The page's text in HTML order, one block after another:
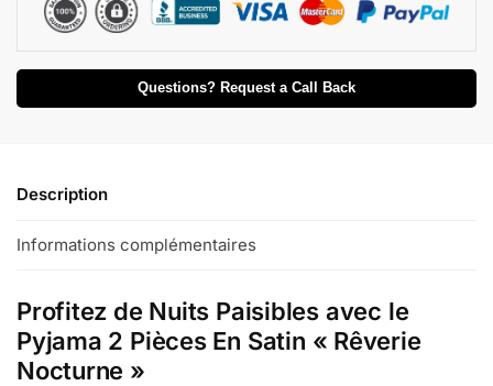
Questions? Request a Call Back
Description
Informations complémentaires
Profitez de Nuits Paisibles avec le
Pyjama 2 Pièces En Satin « Rêverie
Nocturne »